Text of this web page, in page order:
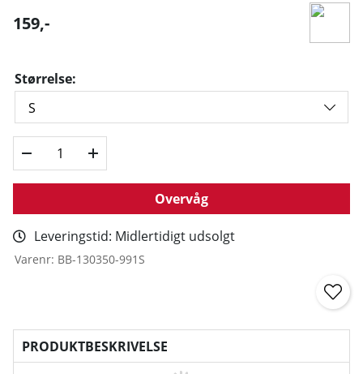
159,-
Størrelse:
Overvåg
Leveringstid: Midlertidigt udsolgt
Varenr: BB-130350-991S
PRODUKTBESKRIVELSE